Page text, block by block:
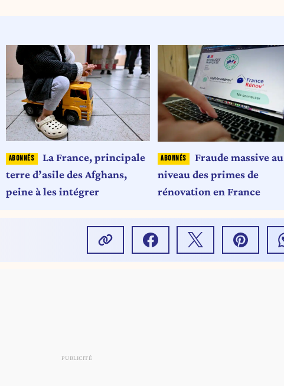
La France, principale
terre d’asile des Afghans,
peine à les intégrer
Fraude massive au
niveau des primes de
rénovation en France